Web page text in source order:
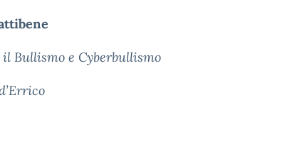
Bullismo e Cyberbullismo